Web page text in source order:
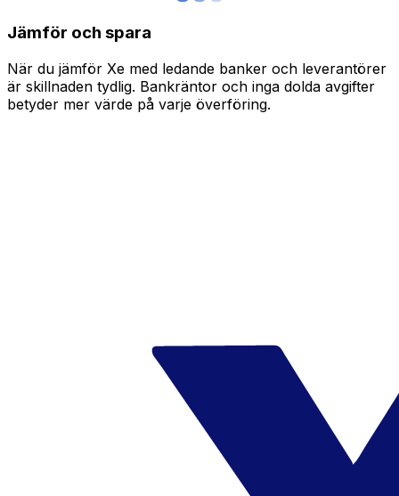
Jämför och spara
När du jämför Xe med ledande banker och leverantörer
är skillnaden tydlig. Bankräntor och inga dolda avgifter
betyder mer värde på varje överföring.